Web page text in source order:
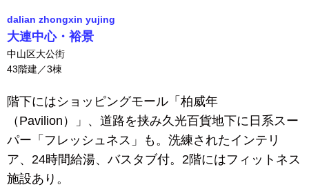
dalian zhongxin yujing
大連中心・裕景
中山区大公街
43階建／3棟
階下にはショッピングモール 「柏威年
（Pavilion）」、道路を挟み久光百貨地下に日系スー
パー「フレッシュネス」
も。洗練されたインテリ
ア、24時間給湯、バスタブ付。2階にはフィットネス
施設あり。